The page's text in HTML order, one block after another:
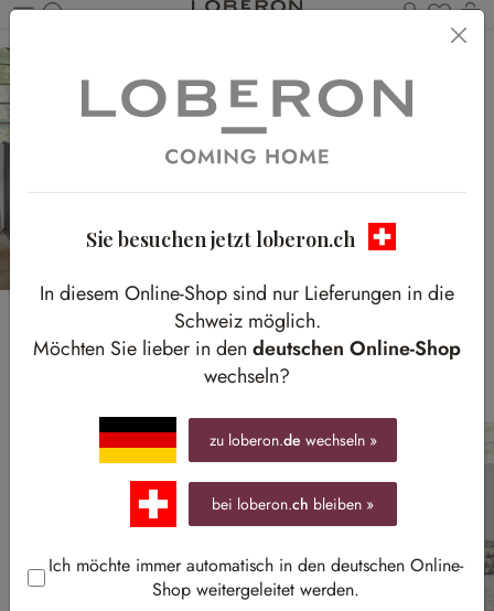
Du
Homeoffice-Look
Sie besuchen jetzt loberon.ch
In diesem Online-Shop sind nur Lieferungen in die
Schweiz möglich.
Möchten Sie lieber in den deutschen Online-Shop
wechseln?
zu loberon.de wechseln »
bei loberon.ch bleiben »
Ich möchte immer automatisch in den deutschen Online-
Shop weitergeleitet werden.